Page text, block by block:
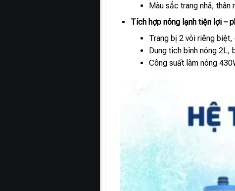
Màu sắc trang nhã, thân
Tích hợp nóng lạnh tiện lợi –
Trang bị 2 vòi riêng biệt,
Dung tích bình nóng 2L,
Công suất làm nóng